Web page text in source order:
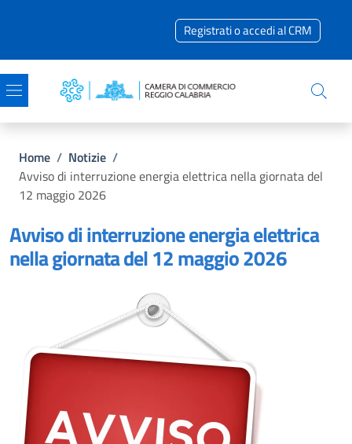
Registrati o accedi al CRM
Briciole di pane
Home / Notizie /
Avviso di interruzione energia elettrica nella giornata del
12 maggio 2026
Avviso di interruzione energia elettrica
nella giornata del 12 maggio 2026